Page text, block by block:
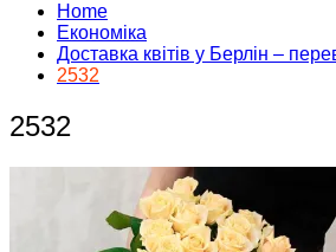
Home
Економіка
Доставка квітів у Берлін –
2532
2532